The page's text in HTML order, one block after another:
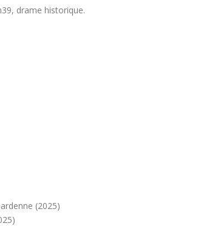
drame historique.
(2025)